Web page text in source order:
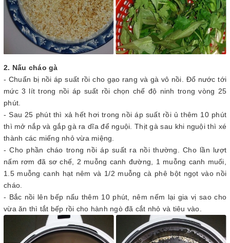
2. Nấu cháo gà
- Chuẩn bị nồi áp suất rồi cho gạo rang và gà vô nồi. Đổ nước tới
mức 3 lít trong nồi áp suất rồi chọn chế độ ninh trong vòng 25
phút.
- Sau 25 phút thì xả hết hơi trong nồi áp suất rồi ủ thêm 10 phút
thì mở nắp và gắp gà ra dĩa để nguội. Thịt gà sau khi nguội thì xé
thành các miếng nhỏ vừa miệng.
- Cho phần cháo trong nồi áp suất ra nồi thường. Cho lần lượt
nấm rơm đã sơ chế, 2 muỗng canh đường, 1 muỗng canh muối,
1.5 muỗng canh hạt nêm và 1/2 muỗng cà phê bột ngọt vào nồi
cháo.
- Bắc nồi lên bếp nấu thêm 10 phút, nêm nếm lại gia vị sao cho
vừa ăn thì tắt bếp rồi cho hành ngò đã cắt nhỏ và tiêu vào.